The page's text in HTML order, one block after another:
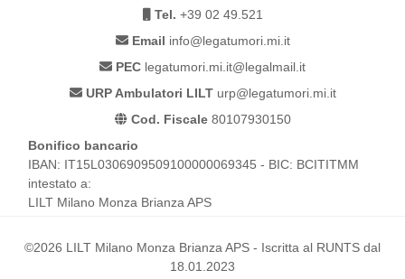
Tel. +39 02 49.521
Email info@legatumori.mi.it
PEC legatumori.mi.it@legalmail.it
URP Ambulatori LILTurp@legatumori.mi.it
Cod. Fiscale80107930150
Bonifico bancario
IBAN: IT15L0306909509100000069345 - BIC: BCITITMM
intestato a:
LILT Milano Monza Brianza APS
©2026 LILT Milano Monza Brianza APS - Iscritta al RUNTS dal
18.01.2023